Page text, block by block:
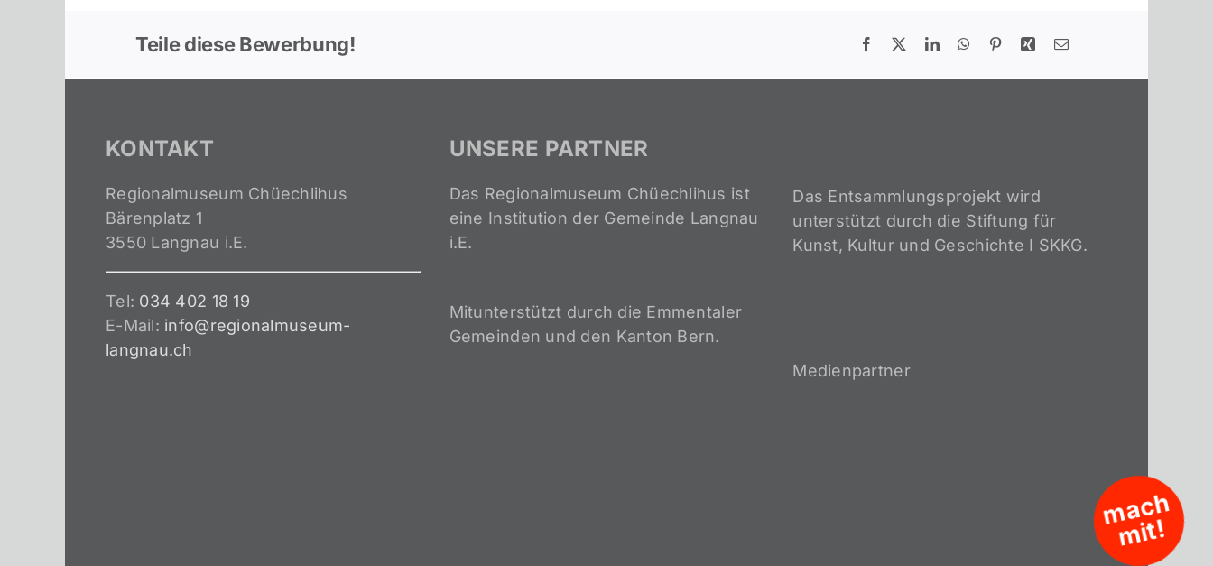
m
a
c
h
mi
t!
Teile diese Bewerbung!
KONTAKT
Regionalmuseum Chüechlihus
Bärenplatz 1
3550 Langnau i.E.
Tel: 034 402 18 19
E-Mail: info@regionalmuseum-
langnau.ch
UNSERE PARTNER
Das Regionalmuseum Chüechlihus ist
eine Institution der Gemeinde Langnau
i.E.
Mitunterstützt durch die Emmentaler
Gemeinden und den Kanton Bern.
Das Entsammlungsprojekt wird
unterstützt durch die Stiftung für
Kunst, Kultur und Geschichte I SKKG.
Medienpartner